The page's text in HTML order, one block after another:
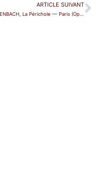
ARTICLE SUIVANT
OFFENBACH, La Périchole — Paris (Opéra Comique)